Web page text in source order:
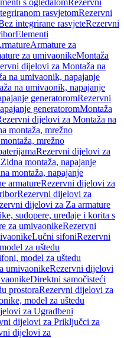
s ogledalomRezervni
rasvjetomRezervni
integrirane rasvjeteRezervni
Elementi
Armature za
za umivaonikeMontaža
dijelovi za Montaža na
na umivaonik, napajanje
na umivaonik, napajanje
generatoromRezervni
generatoromMontaža
dijelovi za Montaža na
montaža, mrežno
mrežno
Rezervni dijelovi za
Zidna montaža, napajanje
montaža, napajanje
armatureRezervni dijelovi za
Rezervni dijelovi za
dijelovi za Za armature
sudopere, uređaje i korita s
za umivaonikeRezervni
Lučni sifoniRezervni
za uštedu
model za uštedu
umivaonikeRezervni dijelovi
Direktni samočisteći
prostoraRezervni dijelovi za
model za uštedu
za Ugradbeni
dijelovi za Priključci za
dijelovi za